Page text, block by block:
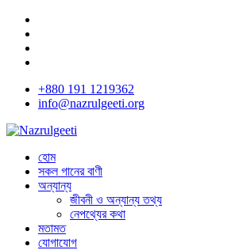
+880 191 1219362
info@nazrulgeeti.org
হোম
সকল গানের বাণী
অন্যান্য
জীবনী ও অন্যান্য তথ্য
নেপথ্যের কথা
মতামত
যোগাযোগ